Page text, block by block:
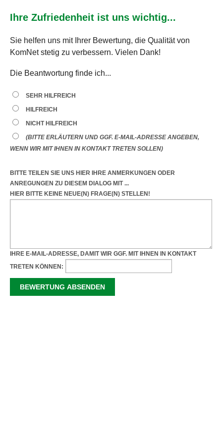
Ihre Zufriedenheit ist uns wichtig...
Sie helfen uns mit Ihrer Bewertung, die Qualität von
KomNet stetig zu verbessern. Vielen Dank!
Die Beantwortung finde ich...
SEHR HILFREICH
HILFREICH
NICHT HILFREICH
(BITTE ERLÄUTERN UND GGF. E-MAIL-ADRESSE ANGEBEN,
WENN WIR MIT IHNEN IN KONTAKT TRETEN SOLLEN)
BITTE TEILEN SIE UNS HIER IHRE ANMERKUNGEN ODER
ANREGUNGEN ZU DIESEM DIALOG MIT ...
HIER BITTE KEINE NEUE(N) FRAGE(N) STELLEN!
IHRE E-MAIL-ADRESSE, DAMIT WIR GGF. MIT IHNEN IN KONTAKT
TRETEN KÖNNEN: